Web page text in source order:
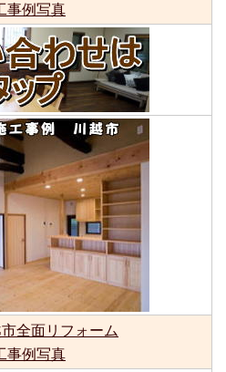
事例写真
全面リフォーム
事例写真